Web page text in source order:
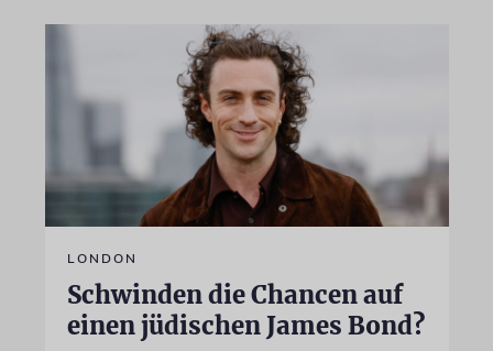
LONDON
Schwinden die Chancen auf
einen jüdischen James Bond?